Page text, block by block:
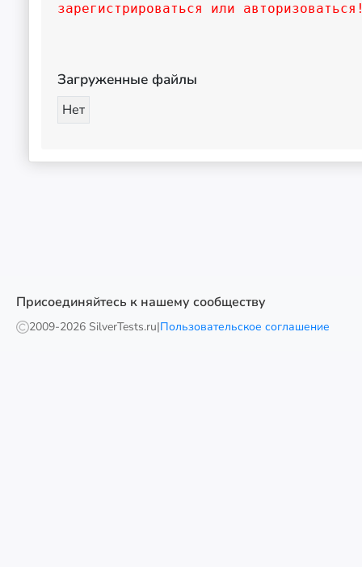
зарегистрироваться или
Загруженные файлы
Нет
Присоединяйтесь к нашему сообществу
2009-2026 SilverTests.ru|Пользовательское соглашение